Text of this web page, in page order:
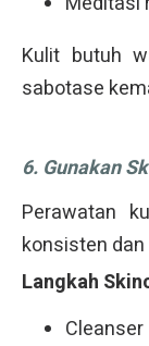
Kulit butuh
sabotase
6. Gunakan
Perawatan
konsisten
Langkah
Cleanser